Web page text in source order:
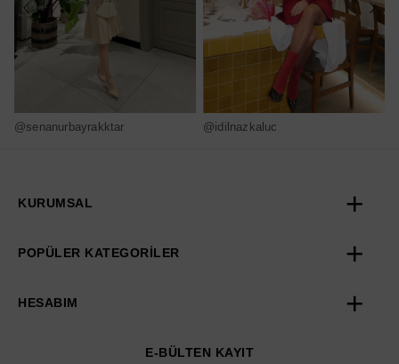
@senanurbayrakktar @idilnazkaluc
KURUMSAL
POPÜLER KATEGORİLER
HESABIM
E-BÜLTEN KAYIT